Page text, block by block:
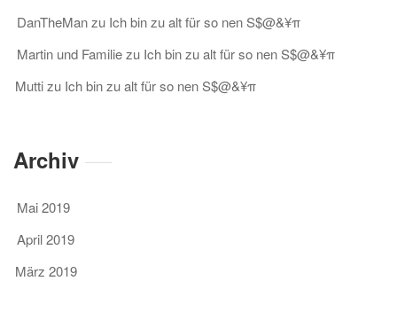
DanTheManzu Ich bin zu alt für so nen S$@&¥π
Martin und Familiezu Ich bin zu alt für so nen S$@&¥π
Muttizu Ich bin zu alt für so nen S$@&¥π
Archiv
Mai 2019
April 2019
März 2019